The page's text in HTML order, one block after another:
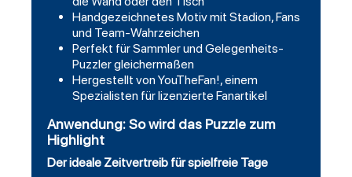
Handgezeichnetes Motiv mit Stadion, Fans
und Team-Wahrzeichen
Perfekt für Sammler und Gelegenheits-
Puzzler gleichermaßen
Hergestellt von YouTheFan!, einem
Spezialisten für lizenzierte Fanartikel
Anwendung: So wird das Puzzle zum
Highlight
Der ideale Zeitvertreib für spielfreie Tage